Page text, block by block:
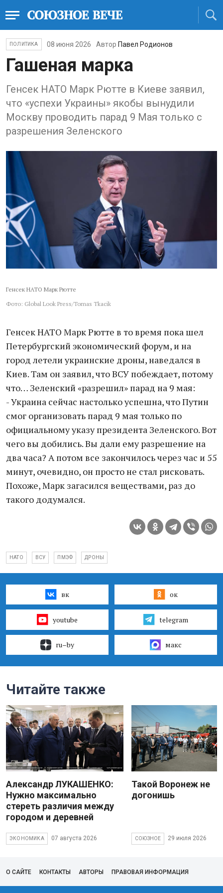
ПОЛИТИКА 08 июня 2026 Автор Павел Родионов
Гашеная марка
Генсек НАТО Марк Рютте в Киеве заявил,
что «успехи Украины» якобы вынудили
Москву проводить парад 9 Мая только с
разрешения Зеленского
Генсек НАТО Марк Рютте
Фото: Global Look Press/Tomas Tkacik
Генсек НАТО Марк Рютте в то время пока шел
Петербургский экономический форум, и на
город летели украинские дроны, наведался в
Киев. Там он заявил, что ВСУ побеждает, потому
что… Зеленский «разрешил» парад на 9 мая:
- Украина сейчас настолько успешна, что Путин
смог организовать парад 9 мая только по
официальному указу президента Зеленского. Вот
чего вы добились. Вы дали ему разрешение на
два часа? А потом все закончилось через час и 55
минут, очевидно, он просто не стал рисковать.
Похоже, Марк загасился веществами, раз до
такого додумался.
НАТО ВСУ ПМЭФ ДРОНЫ
вк ок
youtube telegram
ru–by макс
Читайте также
Александр ЛУКАШЕНКО:
Нужно максимально
стереть различия между
городом и деревней
ЭКОНОМИКА 07 августа 2026
Такой Воронеж не
догонишь
СОЮЗНОЕ 29 июля 2026
О САЙТЕ КОНТАКТЫ АВТОРЫ ПРАВОВАЯ ИНФОРМАЦИЯ